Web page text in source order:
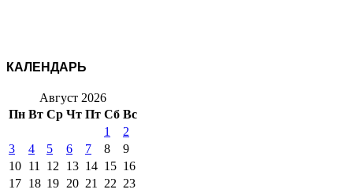
КАЛЕНДАРЬ
Август 2026
Пн Вт Ср Чт Пт Сб Вс
1
2
3
4 5 6 7 8
9
10 11 12 13 14 15 16
17 18 19 20 21 22 23